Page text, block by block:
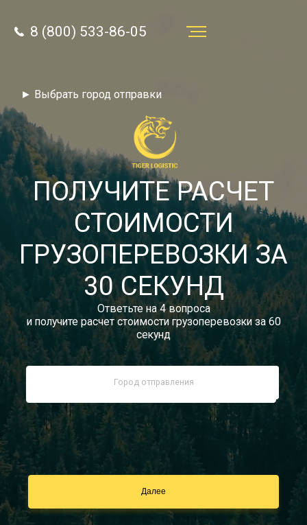
8 (800) 533-86-05
Звонок по России бесплатный
autotransport24@yandex.ru
Заказать звонок
Тарифы
Отзывы
Статьи
Новости
Документы
Контакты
► Выбрать город отправки
8 (800) 533-86-05
ПОЛУЧИТЕ РАСЧЕТ
СТОИМОСТИ
ГРУЗОПЕРЕВОЗКИ ЗА
30 СЕКУНД
Ответьте на 4 вопроса
и получите расчет стоимости грузоперевозки за 60
секунд